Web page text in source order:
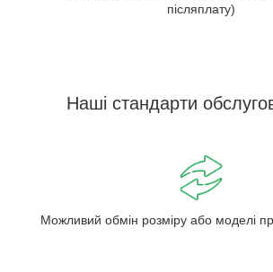
післяплату)
Наші стандарти
Можливий обмін розміру або моделі